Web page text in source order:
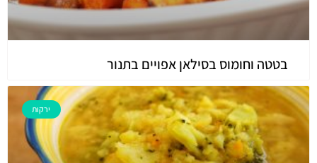
בטטה וחומוס בסילאן אפויים בתנור
ירקות